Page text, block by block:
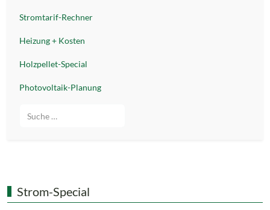
Stromtarif-Rechner
Heizung + Kosten
Holzpellet-Special
Photovoltaik-Planung
Strom-Special